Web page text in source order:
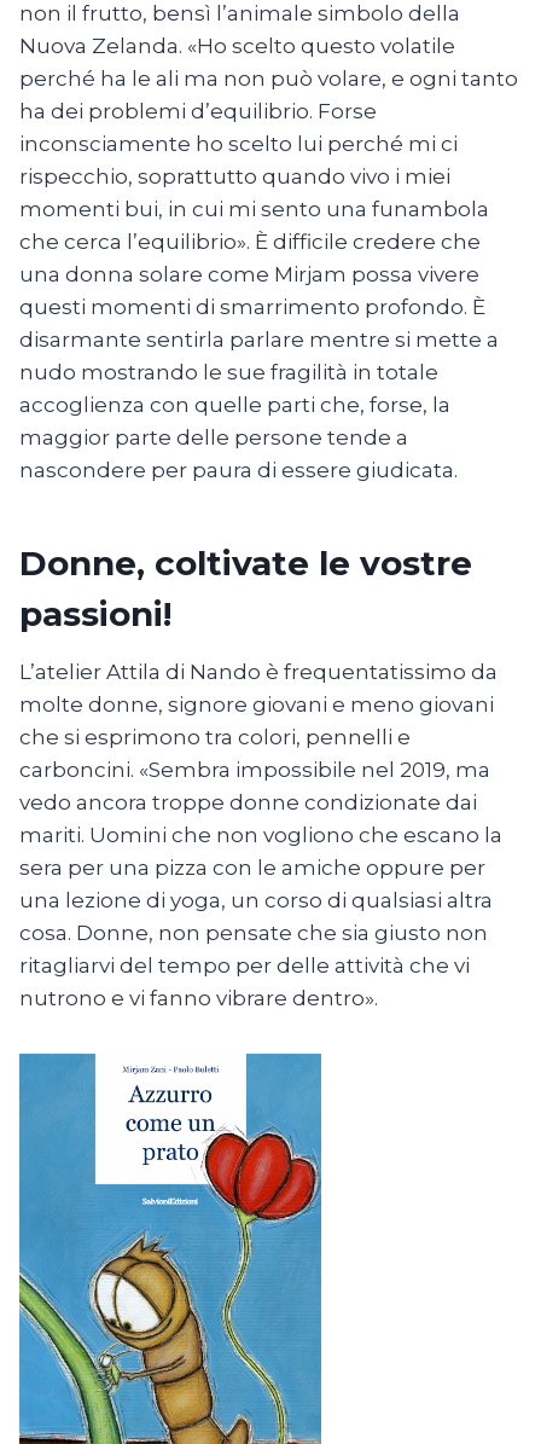
non il frutto, bensì l’animale simbolo della
Nuova Zelanda. «Ho scelto questo volatile
perché ha le ali ma non può volare, e ogni tanto
ha dei problemi d’equilibrio. Forse
inconsciamente ho scelto lui perché mi ci
rispecchio, soprattutto quando vivo i miei
momenti bui, in cui mi sento una funambola
che cerca l’equilibrio». È difficile credere che
una donna solare come Mirjam possa vivere
questi momenti di smarrimento profondo. È
disarmante sentirla parlare mentre si mette a
nudo mostrando le sue fragilità in totale
accoglienza con quelle parti che, forse, la
maggior parte delle persone tende a
nascondere per paura di essere giudicata.
Donne, coltivate le vostre
passioni!
L’atelier Attila di Nando è frequentatissimo da
molte donne, signore giovani e meno giovani
che si esprimono tra colori, pennelli e
carboncini. «Sembra impossibile nel 2019, ma
vedo ancora troppe donne condizionate dai
mariti. Uomini che non vogliono che escano la
sera per una pizza con le amiche oppure per
una lezione di yoga, un corso di qualsiasi altra
cosa. Donne, non pensate che sia giusto non
ritagliarvi del tempo per delle attività che vi
nutrono e vi fanno vibrare dentro».